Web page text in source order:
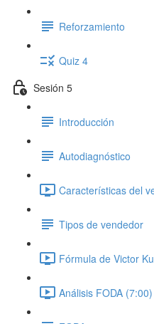
Reforzamiento
Quiz 4
Sesión 5
Introducción
Autodiagnóstico
Características del
Tipos de vendedor
Fórmula de Victor
Análisis FODA (7:00)